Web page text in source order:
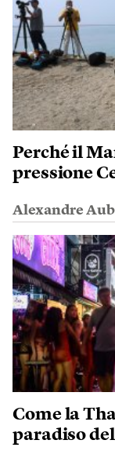
Perché il
pressione
Alexandre
Come la
paradiso